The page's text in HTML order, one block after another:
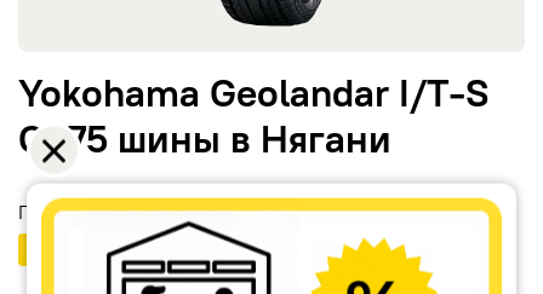
Yokohama Geolandar I/T-S
G075 шины в Нягани
Перчатки в подарок
Бесплатный шиномонтаж